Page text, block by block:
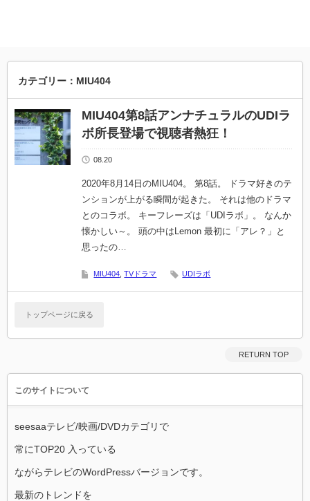
カテゴリー：MIU404
MIU404第8話アンナチュラルのUDIラ
ボ所長登場で視聴者熱狂！
08.20
2020年8月14日のMIU404。 第8話。 ドラマ好きのテ
ンションが上がる瞬間が起きた。 それは他のドラマ
とのコラボ。 キーフレーズは「UDIラボ」。 なんか
懐かしい～。 頭の中はLemon 最初に「アレ？」と
思ったの…
MIU404 ,TVドラマ UDIラボ
トップページに戻る
RETURN TOP
このサイトについて
seesaaテレビ/映画/DVDカテゴリで
常にTOP20 入っている
ながらテレビのWordPressバージョンです。
最新のトレンドを